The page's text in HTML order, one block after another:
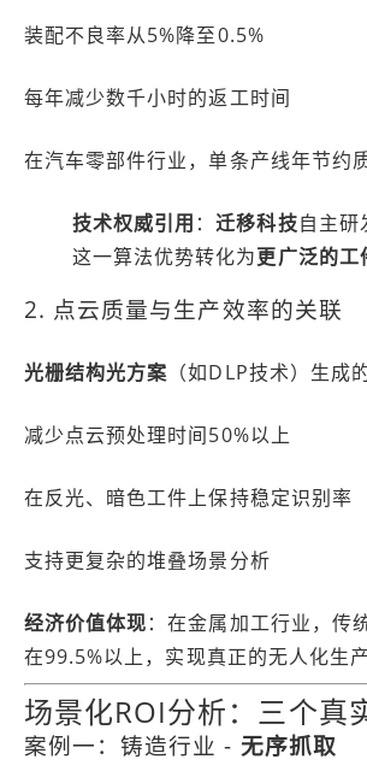
装配不良率从5%降至0.5%
每年减少数千小时的返工时间
在汽车零部件行业，单条产线年节约
技术权威引用 ：迁移科技自主
这一算法优势转化为更广泛的工
2. 点云质量与生产效率的关联
光栅结构光方案 （如DLP技术）生成
减少点云预处理时间50%以上
在反光、暗色工件上保持稳定识别率
支持更复杂的堆叠场景分析
经济价值体现：在金属加工行业，传
在99.5%以上，实现真正的无人化生产
场景化ROI分析：三个真
案例一：铸造行业 - 无序抓取